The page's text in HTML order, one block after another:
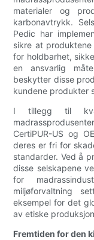
materialer og
karbonavtrykk.
Pedic har
sikre at
for holdbarhet,
en ansvarlig
beskytter disse
kundene produkter
I tillegg til
CertiPUR-US og
deres er fri for
standarder. Ved å
disse selskapene
for
miljøforvaltning
eksempel for det
av etiske
Fremtiden for den